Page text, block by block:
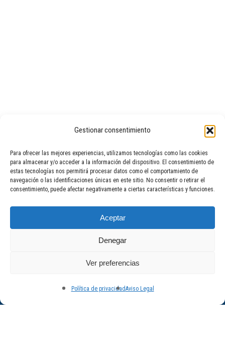
Gestionar consentimiento
Para ofrecer las mejores experiencias, utilizamos tecnologías como las cookies
para almacenar y/o acceder a la información del dispositivo. El consentimiento de
estas tecnologías nos permitirá procesar datos como el comportamiento de
navegación o las identificaciones únicas en este sitio. No consentir o retirar el
consentimiento, puede afectar negativamente a ciertas características y funciones.
Aceptar
Denegar
Ver preferencias
Política de privacidadAviso Legal
Aviso Legal Política de Calidad Política de Privacidad